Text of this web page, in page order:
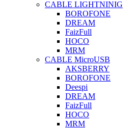
CABLE LIGHTNINIG
BOROFONE
DREAM
FaizFull
HOCO
MRM
CABLE MicroUSB
AKSBERRY
BOROFONE
Deespi
DREAM
FaizFull
HOCO
MRM